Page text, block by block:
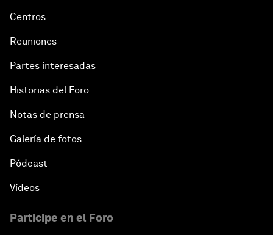
Centros
Reuniones
Partes interesadas
Historias del Foro
Notas de prensa
Galería de fotos
Pódcast
Vídeos
Participe en el Foro